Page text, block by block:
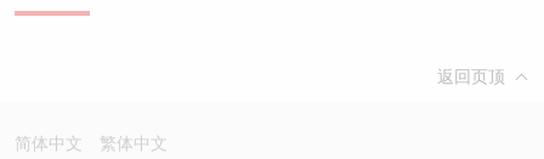
返回页顶
简体中文 繁体中文